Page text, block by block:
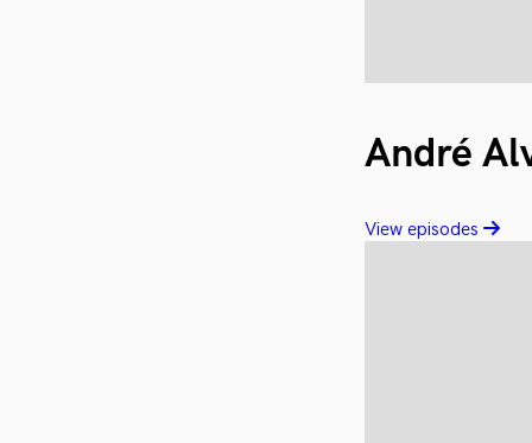
André
View episodes